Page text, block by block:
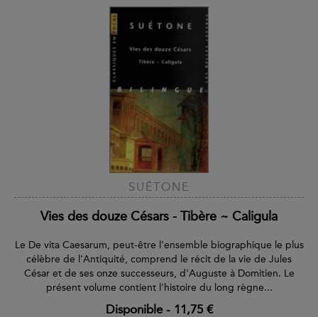
SUÉTONE
Vies des douze Césars - Tibère ~ Caligula
Le De vita Caesarum, peut-être l'ensemble biographique le plus
célèbre de l'Antiquité, comprend le récit de la vie de Jules
César et de ses onze successeurs, d'Auguste à Domitien. Le
présent volume contient l'histoire du long règne...
Disponible- 11,75 €